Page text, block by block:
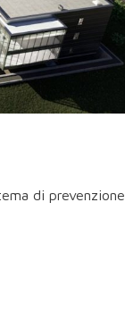
di prevenzione